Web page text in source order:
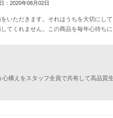
：2020年08月02日
いただきます。それはうちを大切にし
てくれません。この商品を毎年心待ち
構えをスタッフ全員で共有して高品質